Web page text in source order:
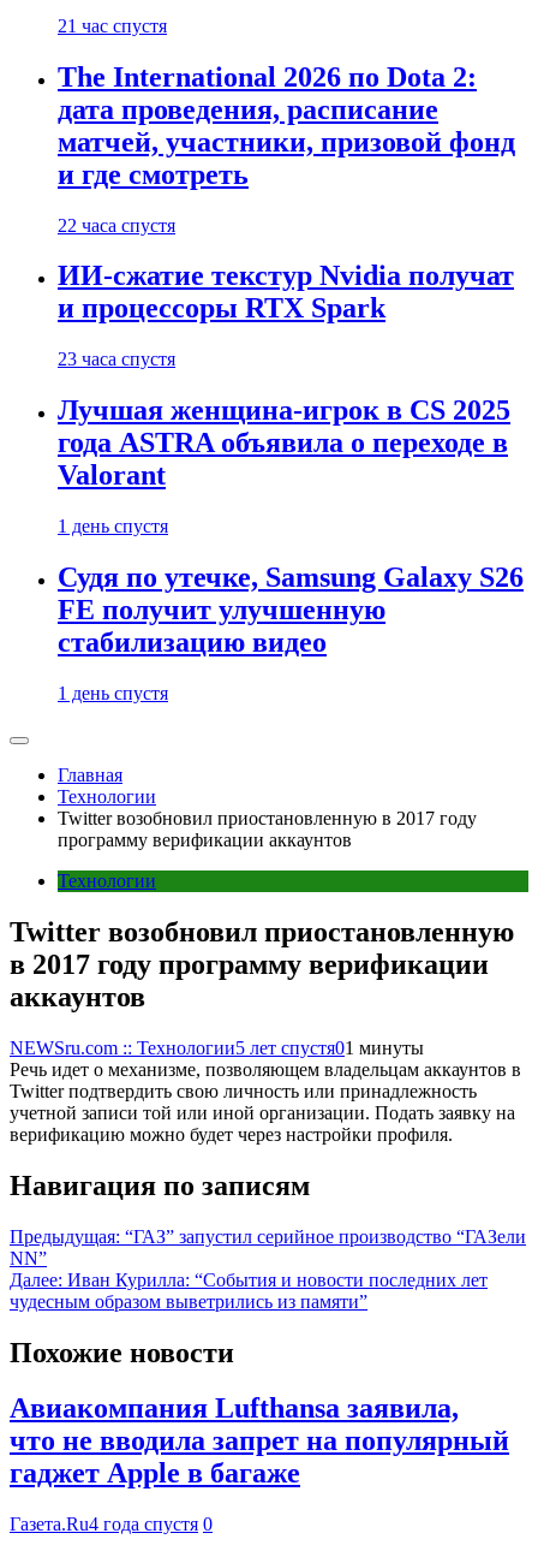
21 час спустя
The International 2026 по Dota 2:
дата проведения, расписание
матчей, участники, призовой фонд
и где смотреть
22 часа спустя
ИИ-сжатие текстур Nvidia получат
и процессоры RTX Spark
23 часа спустя
Лучшая женщина-игрок в CS 2025
года ASTRA объявила о переходе в
Valorant
1 день спустя
Судя по утечке, Samsung Galaxy S26
FE получит улучшенную
стабилизацию видео
1 день спустя
Главная
Технологии
Twitter возобновил приостановленную в 2017 году
программу верификации аккаунтов
Технологии
Twitter возобновил приостановленную
в 2017 году программу верификации
аккаунтов
NEWSru.com :: Технологии5 лет спустя01 минуты
Речь идет о механизме, позволяющем владельцам аккаунтов в
Twitter подтвердить свою личность или принадлежность
учетной записи той или иной организации. Подать заявку на
верификацию можно будет через настройки профиля.
Навигация по записям
Предыдущая: “ГАЗ” запустил серийное производство “ГАЗели
NN”
Далее: Иван Курилла: “События и новости последних лет
чудесным образом выветрились из памяти”
Похожие новости
Авиакомпания Lufthansa заявила,
что не вводила запрет на популярный
гаджет Apple в багаже
Газета.Ru4 года спустя 0